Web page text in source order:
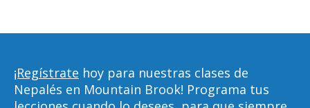
¡Regístrate hoy para nuestras clases de
Nepalés en Mountain Brook! Programa tus